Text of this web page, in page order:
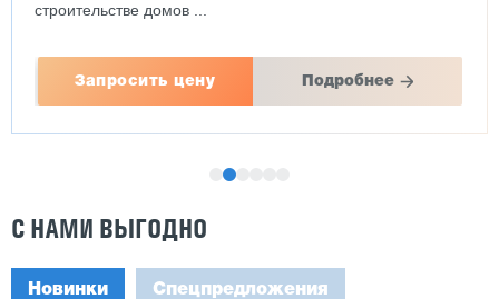
строительстве домов ...
Запросить цену Подробнее
С НАМИ ВЫГОДНО
Новинки Спецпредложения